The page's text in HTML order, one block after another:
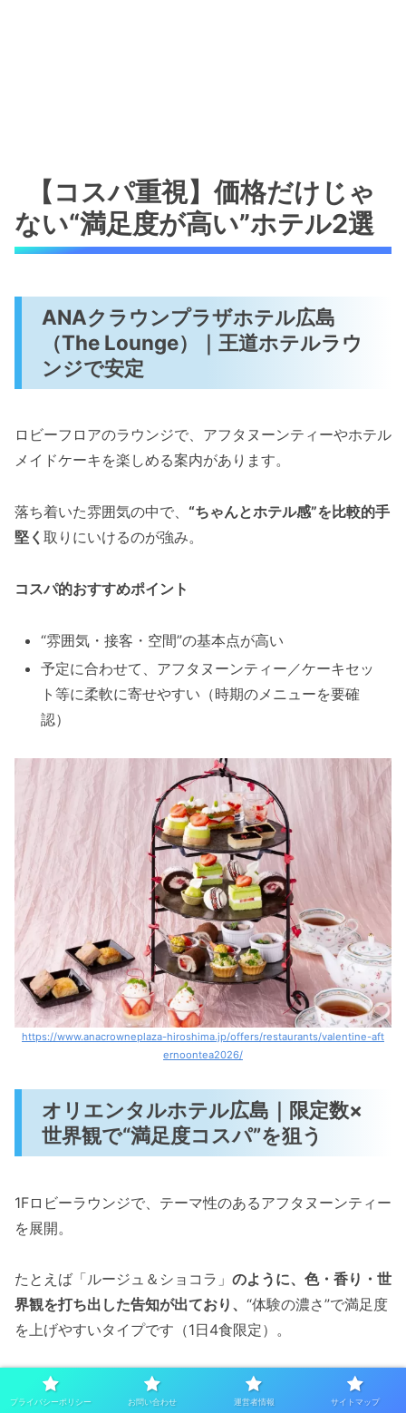
【コスパ重視】価格だけじゃ
ない“満足度が高い”ホテル2選
ANAクラウンプラザホテル広島
（The Lounge）｜王道ホテルラウ
ンジで安定
ロビーフロアのラウンジで、アフタヌーンティーやホテル
メイドケーキを楽しめる案内があります。
落ち着いた雰囲気の中で、 “ちゃんとホテル感”を比較的手
堅く 取りにいけるのが強み。
コスパ的おすすめポイント
“雰囲気・接客・空間”の基本点が高い
予定に合わせて、アフタヌーンティー／ケーキセッ
ト等に柔軟に寄せやすい（時期のメニューを要確
認）
https://www.anacrowneplaza-hiroshima.jp/offers/restaurants/valentine-aft
ernoontea2026/
オリエンタルホテル広島｜限定数×
世界観で“満足度コスパ”を狙う
1Fロビーラウンジで、テーマ性のあるアフタヌーンティー
を展開。
たとえば「ルージュ＆ショコラ」 のように、色・香り・世
界観を打ち出した告知が出ており、 “体験の濃さ”で満足度
を上げやすいタイプです（1日4食限定）。
コスパ的おすすめポイント
プライバシーポリシー お問い合わせ 運営者情報 サイトマップ